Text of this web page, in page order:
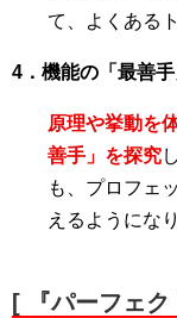
て、よくある
4．機能の「最善
原理や挙動を
善手」を探究
も、プロフェ
えるようにな
[ 『パーフェク